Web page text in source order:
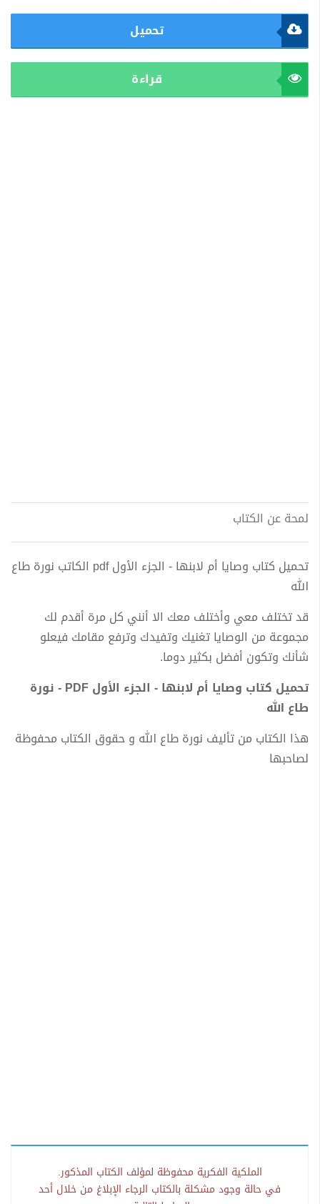
تحميل
قراءة
لمحة عن الكتاب
تحميل كتاب وصايا أم لابنها - الجزء الأول pdf الكاتب نورة طاع
الله
قد تختلف معي وأختلف معك الا أنني كل مرة أقدم لك
مجموعة من الوصايا تغنيك وتفيدك وترفع مقامك فيعلو
شأنك وتكون أفضل بكثير دوما.
تحميل كتاب وصايا أم لابنها - الجزء الأول PDF - نورة
طاع الله
هذا الكتاب من تأليف نورة طاع الله و حقوق الكتاب محفوظة
لصاحبها
الملكية الفكرية محفوظة لمؤلف الكتاب المذكور.
في حالة وجود مشكلة بالكتاب الرجاء الإبلاغ من خلال أحد